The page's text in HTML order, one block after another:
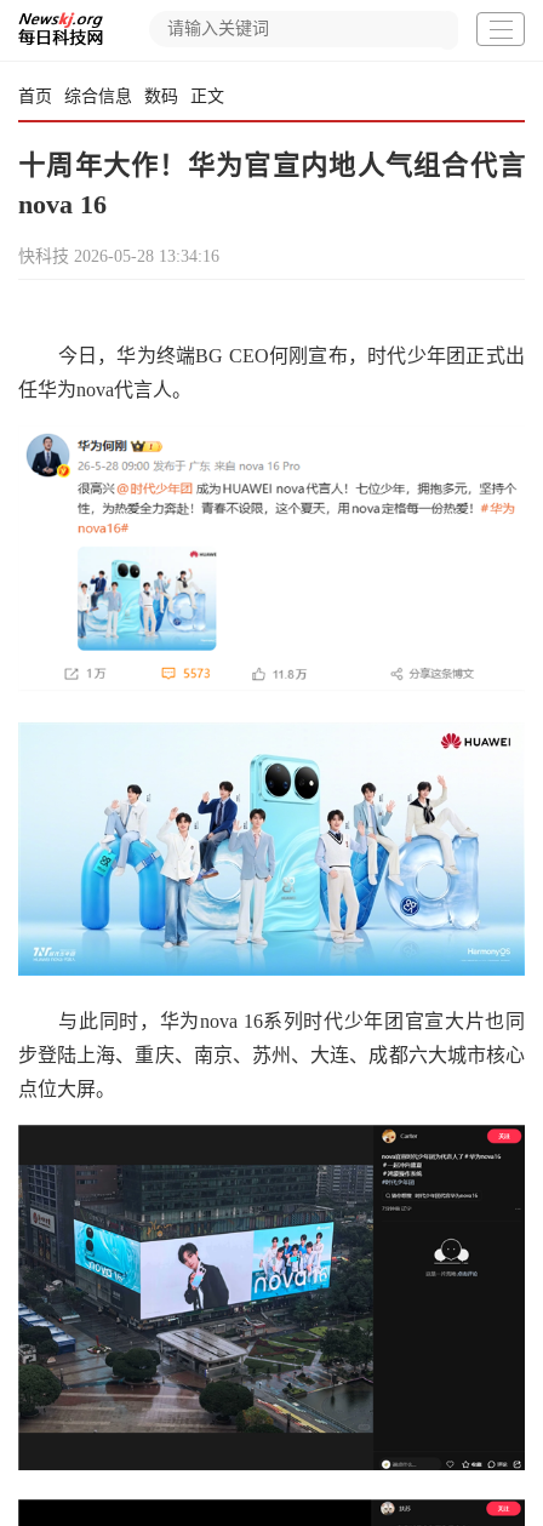
首页 综合信息 数码 正文
十周年大作！华为官宣内地人气组合代言
nova 16
快科技 2026-05-28 13:34:16
今日，华为终端BG CEO何刚宣布，时代少年团正式出
任华为nova代言人。
与此同时，华为nova 16系列时代少年团官宣大片也同
步登陆上海、重庆、南京、苏州、大连、成都六大城市核心
点位大屏。